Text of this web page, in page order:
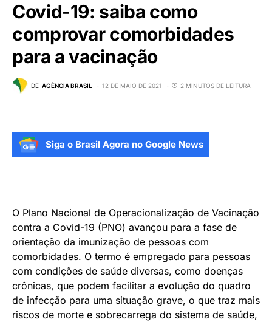
Covid-19: saiba como
comprovar comorbidades
para a vacinação
DE AGÊNCIA BRASIL 12 DE MAIO DE 2021 2 MINUTOS DE LEITURA
Siga o Brasil Agora no Google News
O Plano Nacional de Operacionalização de Vacinação
contra a Covid-19 (PNO) avançou para a fase de
orientação da imunização de pessoas com
comorbidades. O termo é empregado para pessoas
com condições de saúde diversas, como doenças
crônicas, que podem facilitar a evolução do quadro
de infecção para uma situação grave, o que traz mais
riscos de morte e sobrecarrega do sistema de saúde,